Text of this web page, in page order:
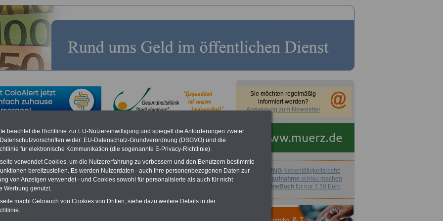
und Veranstaltungen für Mitarbeiter im öffentlichen
Bestellung des eBooks für nur 10,00 Euro
(inkl. Versand und MwSt.)
OnlineService für 10 Euro
Für nur 10,00 Euro bei einer Laufzeit
von 12 Monaten bleiben Sie in den
Dienst auf dem Laufenden:
Sie möchten regelmäßig
informiert werden?
Anmeldung zum Newsletter
ACHTUNG Nebentätigkeitsrecht:
vor Jobaufnahme schlau machen
OnlineBuch für nur 7,50 Euro
beachtet die Richtlinie zur EU-Nutzereinwilligung und spiegelt die Anforderungen zweier
wider: EU-Datenschutz-Grundverordnung (DSGVO) und die
für elektronische Kommunikation (die sogenannte E-Privacy-Richtlinie).
verwendet Cookies, um die Nutzererfahrung zu verbessern und den Benutzern bestimmte
bereitzustellen. Es werden Nutzerdaten - auch ihre personenbezogenen Daten zur
von Anzeigen verwendet - und Cookies sowohl für personalisierte als auch für nicht
Werbung genutzt.
macht Gebrauch von Cookies von Dritten, siehe dazu weitere Details in der